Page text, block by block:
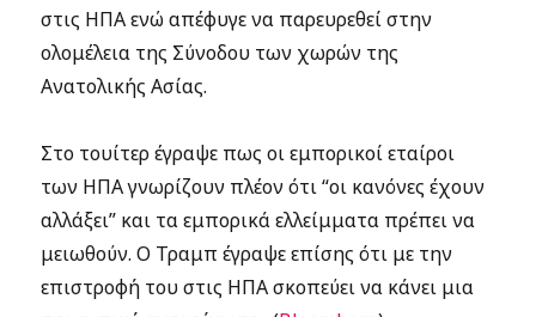
στις ΗΠΑ ενώ απέφυγε να παρευρεθεί στην
ολομέλεια της Σύνοδου των χωρών της
Ανατολικής Ασίας.
Στο τουίτερ έγραψε πως οι εμπορικοί εταίροι
των ΗΠΑ γνωρίζουν πλέον ότι “οι κανόνες έχουν
αλλάξει” και τα εμπορικά ελλείμματα πρέπει να
μειωθούν. Ο Τραμπ έγραψε επίσης ότι με την
επιστροφή του στις ΗΠΑ σκοπεύει να κάνει μια